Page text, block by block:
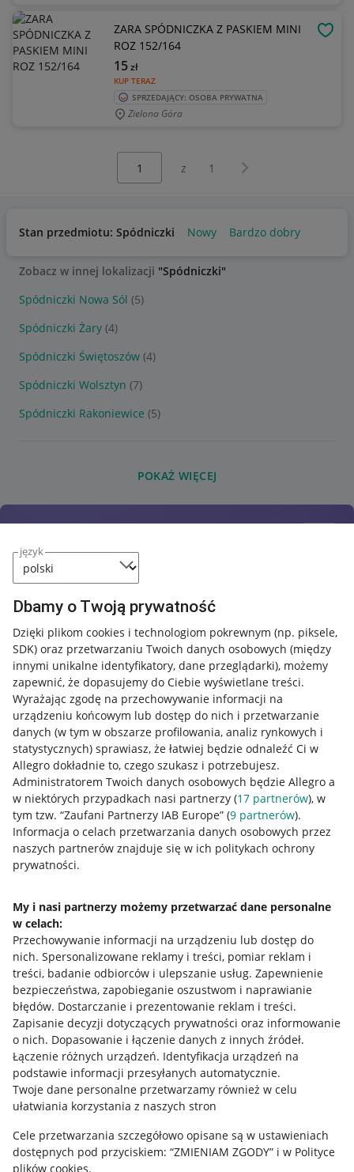
język
Dbamy o Twoją prywatność
Dzięki plikom cookies i technologiom pokrewnym (np. piksele,
SDK) oraz przetwarzaniu Twoich danych osobowych (między
innymi unikalne identyfikatory, dane przeglądarki), możemy
zapewnić, że dopasujemy do Ciebie wyświetlane treści.
Wyrażając zgodę na przechowywanie informacji na
urządzeniu końcowym lub dostęp do nich i przetwarzanie
danych (w tym w obszarze profilowania, analiz rynkowych i
statystycznych) sprawiasz, że łatwiej będzie odnaleźć Ci w
Allegro dokładnie to, czego szukasz i potrzebujesz.
Administratorem Twoich danych osobowych będzie Allegro a
w niektórych przypadkach nasi partnerzy (17 partnerów), w
tym tzw. “Zaufani Partnerzy IAB Europe” (9 partnerów).
Informacja o celach przetwarzania danych osobowych przez
naszych partnerów znajduje się w ich politykach ochrony
prywatności.
My i nasi partnerzy możemy przetwarzać dane personalne
w celach:
Przechowywanie informacji na urządzeniu lub dostęp do
nich. Spersonalizowane reklamy i treści, pomiar reklam i
treści, badanie odbiorców i ulepszanie usług. Zapewnienie
bezpieczeństwa, zapobieganie oszustwom i naprawianie
błędów. Dostarczanie i prezentowanie reklam i treści.
Zapisanie decyzji dotyczących prywatności oraz informowanie
o nich. Dopasowanie i łączenie danych z innych źródeł.
Łączenie różnych urządzeń. Identyfikacja urządzeń na
podstawie informacji przesyłanych automatycznie.
Twoje dane personalne przetwarzamy również w celu
ułatwiania korzystania z naszych stron
Cele przetwarzania szczegółowo opisane są w ustawieniach
dostępnych pod przyciskiem: “ZMIENIAM ZGODY” i w Polityce
plików cookies.
ZARA SPÓDNICZKA Z PASKIEM MINI
ROZ 152/164
KUP TERAZ
15zł
SPRZEDAJĄCY: OSOBA PRYWATNA
Zielona Góra
z 1 Następna strona
Stan przedmiotu: Spódniczki Nowy Bardzo dobry
Zobacz w innej lokalizacji "Spódniczki"
Spódniczki Nowa Sól (5)
Spódniczki Żary (4)
Spódniczki Świętoszów (4)
Spódniczki Wolsztyn (7)
Spódniczki Rakoniewice (5)
POKAŻ WIĘCEJ
Przydatne informacje
Jak to działa
Allegro Gadane dla sprzedających
Allegro Gadane dla kupujących
Mapa miejscowości
Informacje prawne
Regulamin
Polityka plików "cookies"
Ustawienia plików "cookies"
Udostępnianie lokalizacji
Informacje dla Aktu o Usługach Cyfrowych